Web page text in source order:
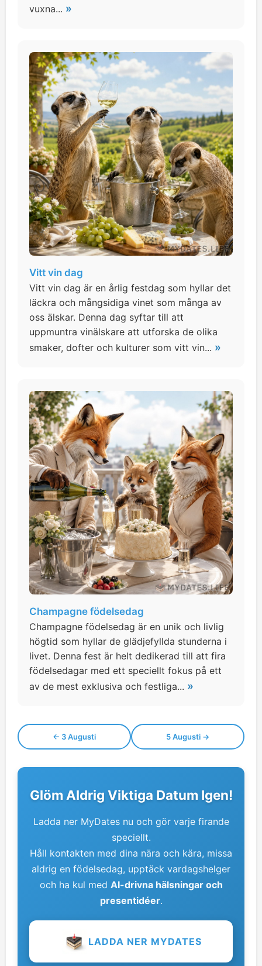
vuxna... »
Vitt vin dag
Vitt vin dag är en årlig festdag som hyllar det
läckra och mångsidiga vinet som många av
oss älskar. Denna dag syftar till att
uppmuntra vinälskare att utforska de olika
smaker, dofter och kulturer som vitt vin... »
Champagne födelsedag
Champagne födelsedag är en unik och livlig
högtid som hyllar de glädjefyllda stunderna i
livet. Denna fest är helt dedikerad till att fira
födelsedagar med ett speciellt fokus på ett
av de mest exklusiva och festliga... »
← 3 Augusti 5 Augusti →
Glöm Aldrig Viktiga Datum Igen!
Ladda ner MyDates nu och gör varje firande
speciellt.
Håll kontakten med dina nära och kära, missa
aldrig en födelsedag, upptäck vardagshelger
och ha kul med AI-drivna hälsningar och
presentidéer.
LADDA NER MYDATES